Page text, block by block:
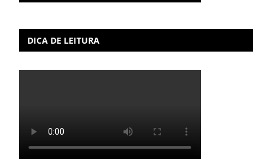
DICA DE LEITURA